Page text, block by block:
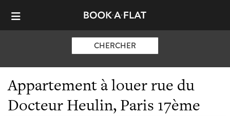
CHERCHER
Appartement à louer rue du
Docteur Heulin, Paris 17ème